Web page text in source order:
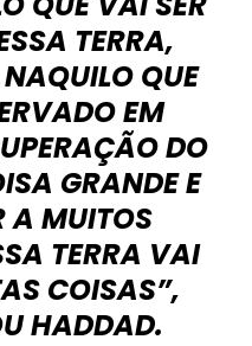
TERRA,
QUE
EM
DO
GRANDE E
A MUITOS
TERRA VAI
COISAS”,
HADDAD.